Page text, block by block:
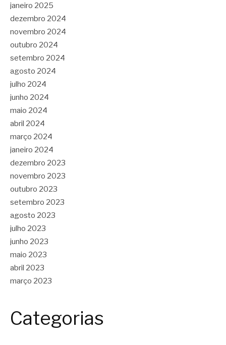
janeiro 2025
dezembro 2024
novembro 2024
outubro 2024
setembro 2024
agosto 2024
julho 2024
junho 2024
maio 2024
abril 2024
março 2024
janeiro 2024
dezembro 2023
novembro 2023
outubro 2023
setembro 2023
agosto 2023
julho 2023
junho 2023
maio 2023
abril 2023
março 2023
Categorias